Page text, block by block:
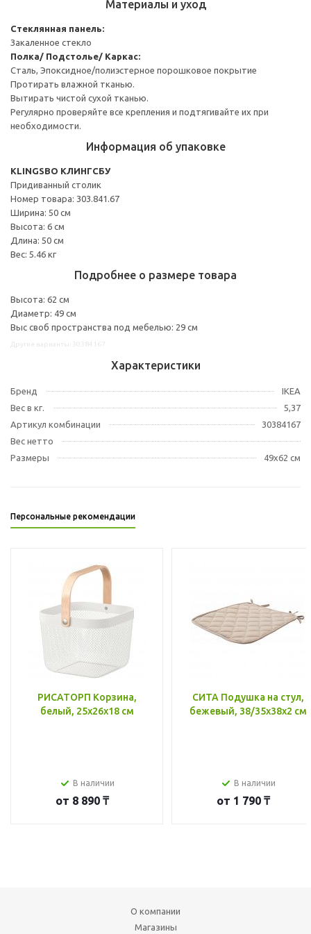
Материалы и уход
Стеклянная панель:
Закаленное стекло
Полка/ Подстолье/ Каркас:
Сталь, Эпоксидное/полиэстерное порошковое покрытие
Протирать влажной тканью.
Вытирать чистой сухой тканью.
Регулярно проверяйте все крепления и подтягивайте их при
необходимости.
Информация об упаковке
KLINGSBO КЛИНГСБУ
Придиванный столик
Номер товара: 303.841.67
Ширина: 50 см
Высота: 6 см
Длина: 50 см
Вес: 5.46 кг
Подробнее о размере товара
Высота: 62 см
Диаметр: 49 см
Выс своб пространства под мебелью: 29 см
Характеристики
Бренд
IKEA
Вес в кг.
5,37
Артикул комбинации
30384167
Вес нетто
Размеры
49x62 см
Персональные рекомендации
РИСАТОРП Корзина,
белый, 25x26x18 см
В наличии
от 8 890 ₸
СИТА Подушка на стул,
бежевый, 38/35x38x2 см
В наличии
от 1 790 ₸
О компании
Магазины